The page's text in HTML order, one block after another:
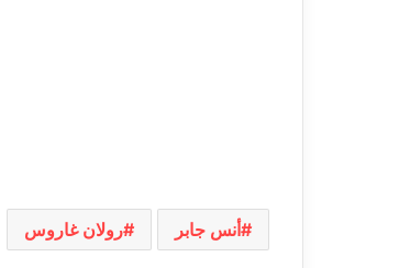
أنس جابر رولان غاروس